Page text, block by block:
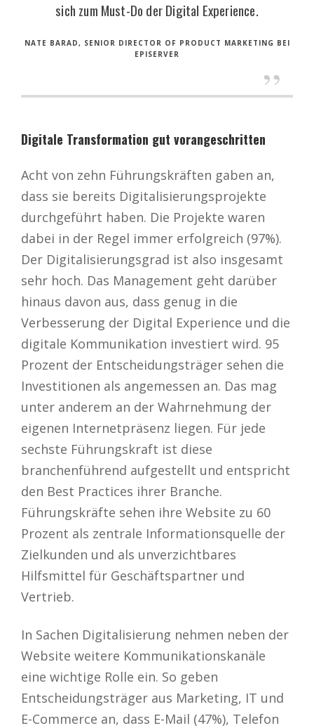
sich zum Must-Do der Digital Experience.
NATE BARAD, SENIOR DIRECTOR OF PRODUCT MARKETING BEI
EPISERVER
Digitale Transformation gut vorangeschritten
Acht von zehn Führungskräften gaben an,
dass sie bereits Digitalisierungsprojekte
durchgeführt haben. Die Projekte waren
dabei in der Regel immer erfolgreich (97%).
Der Digitalisierungsgrad ist also insgesamt
sehr hoch. Das Management geht darüber
hinaus davon aus, dass genug in die
Verbesserung der Digital Experience und die
digitale Kommunikation investiert wird. 95
Prozent der Entscheidungsträger sehen die
Investitionen als angemessen an. Das mag
unter anderem an der Wahrnehmung der
eigenen Internetpräsenz liegen. Für jede
sechste Führungskraft ist diese
branchenführend aufgestellt und entspricht
den Best Practices ihrer Branche.
Führungskräfte sehen ihre Website zu 60
Prozent als zentrale Informationsquelle der
Zielkunden und als unverzichtbares
Hilfsmittel für Geschäftspartner und
Vertrieb.
In Sachen Digitalisierung nehmen neben der
Website weitere Kommunikationskanäle
eine wichtige Rolle ein. So geben
Entscheidungsträger aus Marketing, IT und
E-Commerce an, dass E-Mail (47%), Telefon